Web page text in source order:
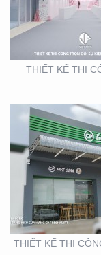
THIẾT KẾ THI
BẢNG HIỆU
CP
THIẾT KẾ THI
THIẾT KẾ
BẢNG HIỆU
HÀNG CP